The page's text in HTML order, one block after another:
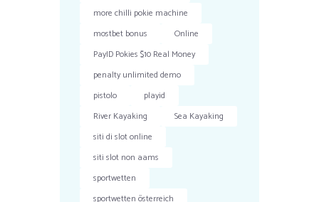
more chilli pokie machine
mostbet bonus
Online
PayID Pokies $10 Real Money
penalty unlimited demo
pistolo
playid
River Kayaking
Sea Kayaking
siti di slot online
siti slot non aams
sportwetten
sportwetten österreich